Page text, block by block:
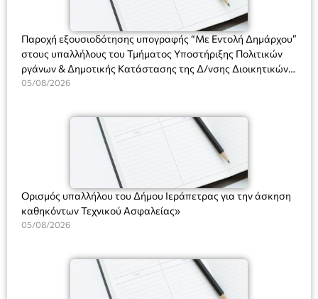
ΘΕΑΤΡΙΚΕΣ ΠΑΡΑΓΩΓΕΣ ΕΕ
Παροχή εξουσιοδότησης υπογραφής “Με Εντολή Δημάρχου”
στους υπαλλήλους του Τμήματος Υποστήριξης Πολιτικών
ργάνων & Δημοτικής Κατάστασης της Δ/νσης Διοικητικών
Υπηρεσιών για αποφάσεις, πιστοποιητικά, πράξεις και
(Ν. 5314/2026).»
05/08/2026
Ορισμός υπαλλήλου του Δήμου Ιεράπετρας για την άσκηση
καθηκόντων Τεχνικού Ασφαλείας»
05/08/2026